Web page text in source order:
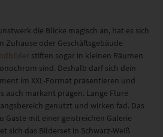
die Blicke magisch an, hat es sich
Zuhause oder Geschäftsgebäude
stiften sogar in kleinen Räumen
sind. Deshalb darf sich dein
im XXL-Format präsentieren und
auch markant prägen. Lange Flure
genutzt und wirken fad. Das
Gäste mit einer geistreichen Galerie
sich das Bilderset in Schwarz-Weiß